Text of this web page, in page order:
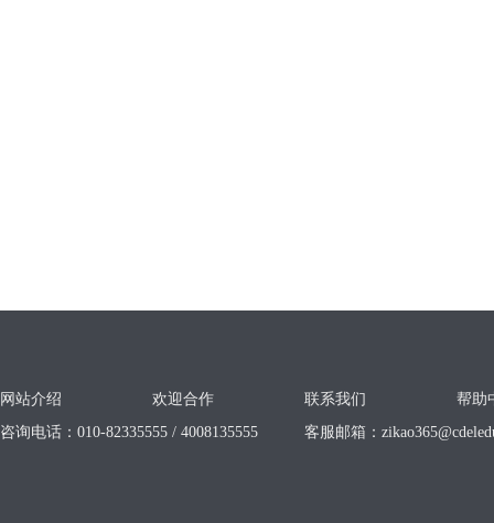
网站介绍 欢迎合作 联系我们
帮助
咨询电话：010-82335555 / 4008135555
客服邮箱：